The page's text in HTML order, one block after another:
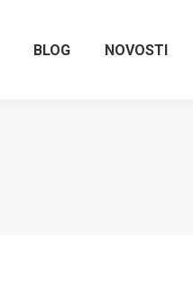
BLOG NOVOSTI